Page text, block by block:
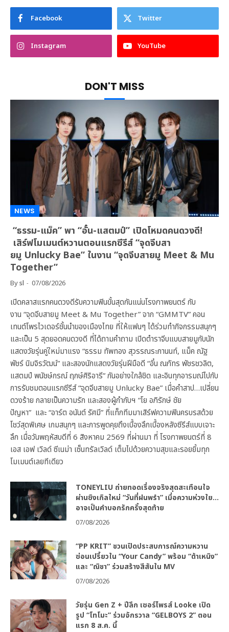
Facebook Twitter
Instagram YouTube
DON'T MISS
NEWS
“ธรรม-แม็ค” พา “อั๋น-แสตมป์” เปิดโหมดคนดวงดี!
เสิร์ฟโมเมนต์หวานตอนแรกซีรีส์ “จุดจีบสา
ยมู Unlucky Bae” ในงาน “จุดจีบสายมู Meet & Mu
Together”
Bysl 07/08/2026
เปิดคลาสแรกคนดวงดีรับความฟินขั้นสุดกันแน่นโรงภาพยนตร์ กับ
งาน “จุดจีบสายมู Meet & Mu Together” จาก “GMMTV” คอน
เทนต์โพรไวเดอร์ชั้นนำของเมืองไทย ที่ให้แฟนๆ ได้ร่วมทำกิจกรรมสนุกๆ
และเป็น 5 สุดยอดคนดวงดี ที่ได้ถามคำถาม เปิดตำราจีบแบบสายมูกับนัก
แสดงวัยรุ่นคู่ใหม่มาแรง “ธรรม ทัพทอง สุวรรณระกานนท์, แม็ค ณัฐ
พัชร์ นิมจิรวัฒน์” และสองนักแสดงวัยรุ่นฝีมือดี “อั๋น ณภัทร พัชรชวลิต,
แสตมป์ พนัชษ์กรณ์ ฤกษ์ศิริอารี” กันอย่างใกล้ชิด และอินทุกอารมณ์ไปกับ
การรับชมตอนแรกซีรีส์ “จุดจีบสายมู Unlucky Bae” เมื่อคำสาป…เปลี่ยน
ดวงร้าย กลายเป็นความรัก และสองผู้กำกับฯ “โย อภิรักษ์ ชัย
ปัญหา” และ “อาร์ต อนันต์ รัศมี” ที่แท็กทีมมาเสิร์ฟความฟินครบรสด้วย
โชว์สุดพิเศษ เกมสนุกๆ และการพูดคุยถึงเบื้องลึกเบื้องหลังซีรีส์แบบเจาะ
ลึก เมื่อวันพฤหัสบดีที่ 6 สิงหาคม 2569 ที่ผ่านมา ที่ โรงภาพยนตร์ที่ 8
เอส เอฟ เวิลด์ ซีเนม่า เซ็นทรัลเวิลด์ เต็มไปด้วยความสุขและรอยยิ้มทุก
โมเมนต์เลยทีเดียว
TONEYLIU ถ่ายทอดเรื่องจริงสุดสะเทือนใจ
ผ่านซิงเกิลใหม่ “วันที่ฝนพรำ” เมื่อความห่วงใย…
อาจเป็นคำบอกรักครั้งสุดท้าย
07/08/2026
“PP KRIT” ชวนเปิดประสบการณ์ความหวาน
ซ่อนเปรี้ยวใน “Your Candy” พร้อม “ต้าเหนิง”
และ “ณิชา” ร่วมสร้างสีสันใน MV
07/08/2026
วัยรุ่น Gen Z + ปีลึก เซอร์ไพรส์ Looke เปิด
รูป “โทโมะ” ร่วมจักรวาล “GELBOYS 2” ตอน
แรก 8 ส.ค. นี้